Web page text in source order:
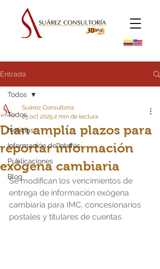
Entrada
Todos
Noticias
Información de Interés
Publicaciones
Blog
Todos
Dian amplía plazos para
reportar información
exógena cambiaria
Suárez Consultoría
23 oct 2025 2 min de lectura
Se modifican los vencimientos de
entrega de información exógena
cambiaria para IMC, concesionarios
postales y titulares de cuentas.